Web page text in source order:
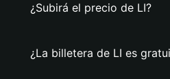
¿Subirá el precio de LI?
¿La billetera de LI es